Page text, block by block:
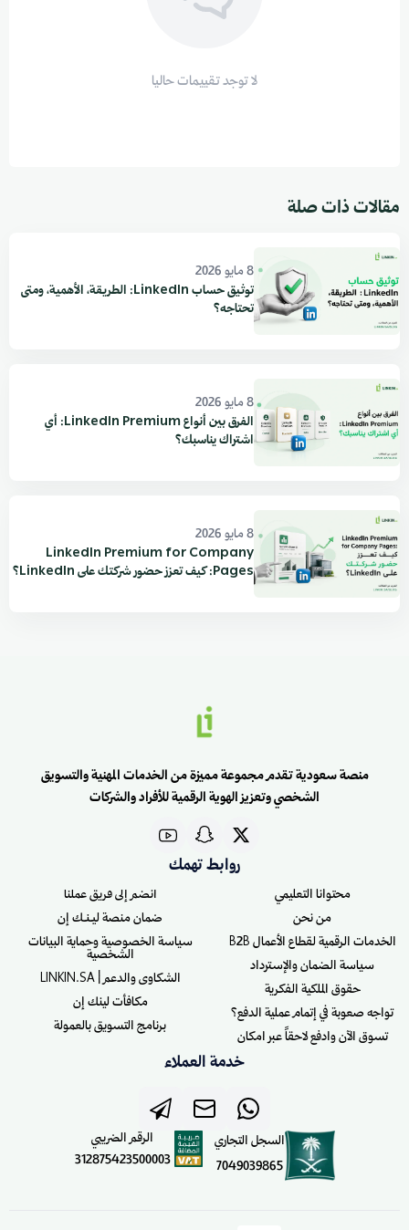
لا توجد تقييمات حاليا
مقالات ذات صلة
8 مايو 2026
توثيق حساب LinkedIn: الطريقة، الأهمية، ومتى
تحتاجه؟
8 مايو 2026
الفرق بين أنواع LinkedIn Premium: أي
اشتراك يناسبك؟
8 مايو 2026
LinkedIn Premium for Company
Pages: كيف تعزز حضور شركتك على LinkedIn؟
منصة سعودية تقدم مجموعة مميزة من الخدمات المهنية والتسويق
الشخصي وتعزيز الهوية الرقمية للأفراد والشركات
روابط تهمك
محتوانا التعليمي
من نحن
الخدمات الرقمية لقطاع الأعمال B2B
سياسة الضمان والإسترداد
حقوق الملكية الفكرية
تواجه صعوبة في إتمام عملية الدفع؟
تسوق الآن وادفع لاحقاً عبر امكان
انضم إلى فريق عملنا
ضمان منصة ليـنـك إن
سياسة الخصوصية وحماية البيانات
الشخصية
الشكاوى والدعم | LINKIN.SA
مكافأت لينك إن
برنامج التسويق بالعمولة
خدمة العملاء
السجل التجاري
7049039865
الرقم الضريبي
312875423500003